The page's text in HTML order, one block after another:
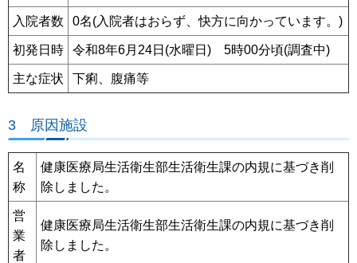
入院者数 0名(入院者はおらず、快方に向かっています。)
初発日時 令和8年6月24日(水曜日) 5時00分頃(調査中)
主な症状 下痢、腹痛等
3 原因施設
名
称
健康医療局生活衛生部生活衛生課の内規に基づき削
除しました。
営
業
者
健康医療局生活衛生部生活衛生課の内規に基づき削
除しました。